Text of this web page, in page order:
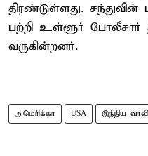
திரண்டுள்ளது.
பற்றி உள்ளூர் போலீசார்
வருகின்றனர்.
அமெரிக்கா USA இந்திய